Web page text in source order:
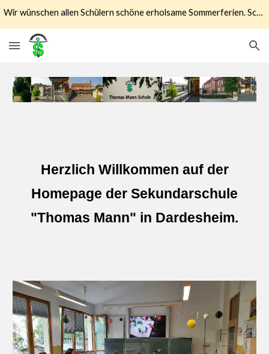
Wir wünschen allen Schülern schöne erholsame Sommerferien. Schulstart ist der 17.08.2026
Herzlich Willkommen auf der
Homepage der Sekundarschule
"Thomas Mann" in Dardesheim.